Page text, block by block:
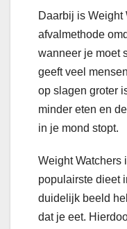
Daarbij is Weight
afvalmethode
wanneer je moet
geeft veel
op slagen groter
minder eten en
in je mond stopt.
Weight Watchers
populairste dieet
duidelijk beeld
dat je eet.